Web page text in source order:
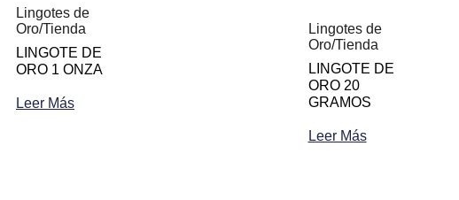
Lingotes de
Oro/Tienda
LINGOTE DE
ORO 1 ONZA
Leer Más
Lingotes de
Oro/Tienda
LINGOTE DE
ORO 20
GRAMOS
Leer Más